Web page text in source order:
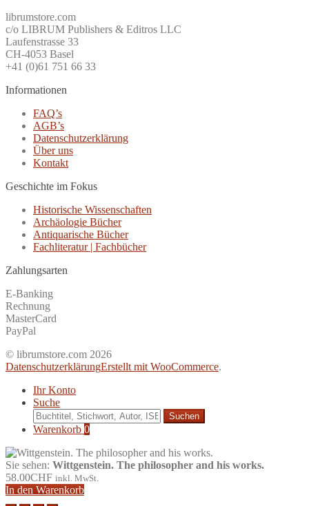
librumstore.com
c/o LIBRUM Publishers & Editros LLC
Laufenstrasse 33
CH-4053 Basel
+41 (0)61 751 66 33
Informationen
FAQ’s
AGB’s
Datenschutzerklärung
Über uns
Kontakt
Geschichte im Fokus
Historische Wissenschaften
Archäologie Bücher
Antiquarische Bücher
Fachliteratur | Fachbücher
Zahlungsarten
E-Banking
Rechnung
MasterCard
PayPal
© librumstore.com 2026
DatenschutzerklärungErstellt mit WooCommerce.
Ihr Konto
Suche
Suche
nach:
Warenkorb 0
Sie sehen: Wittgenstein. The philosopher and his works.
58.00CHF inkl. MwSt.
In den Warenkorb